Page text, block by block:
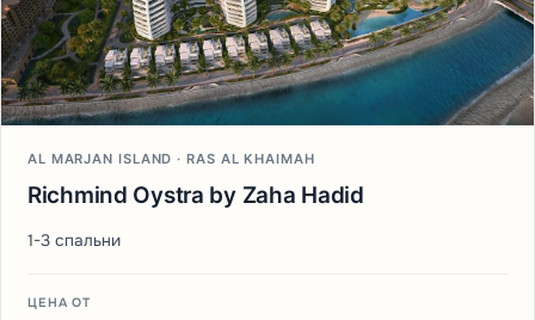
AL MARJAN ISLAND · RAS AL KHAIMAH
Richmind Oystra by Zaha Hadid
1-3 спальни
ЦЕНА ОТ